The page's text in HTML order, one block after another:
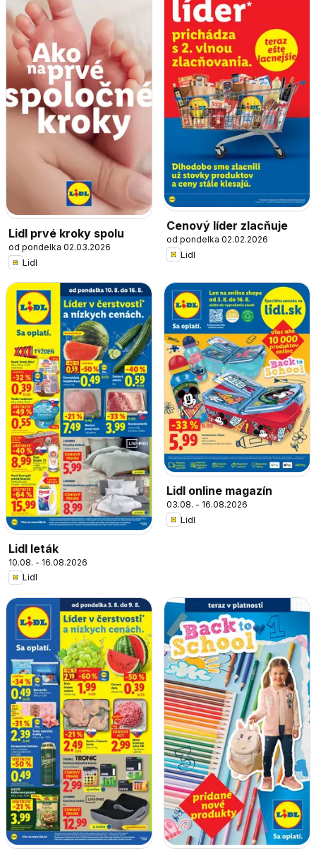
Lidl prvé kroky spolu
od pondelka 02.03.2026
Lidl
Cenový líder zlacňuje
od pondelka 02.02.2026
Lidl
Lidl leták
10.08. - 16.08.2026
Lidl
Lidl online magazín
03.08. - 16.08.2026
Lidl